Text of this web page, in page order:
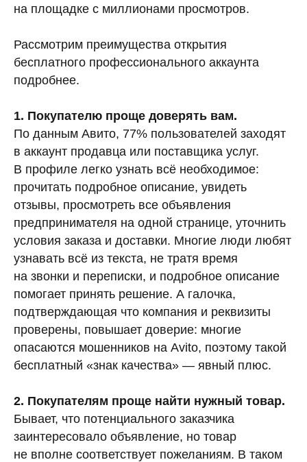
на площадке с миллионами просмотров.
Рассмотрим преимущества открытия
бесплатного профессионального аккаунта
подробнее.
1. Покупателю проще доверять вам.
По данным Авито, 77% пользователей заходят
в аккаунт продавца или поставщика услуг.
В профиле легко узнать всё необходимое:
прочитать подробное описание, увидеть
отзывы, просмотреть все объявления
предпринимателя на одной странице, уточнить
условия заказа и доставки. Многие люди любят
узнавать всё из текста, не тратя время
на звонки и переписки, и подробное описание
помогает принять решение. А галочка,
подтверждающая что компания и реквизиты
проверены, повышает доверие: многие
опасаются мошенников на Avito, поэтому такой
бесплатный «знак качества» — явный плюс.
2. Покупателям проще найти нужный товар.
Бывает, что потенциального заказчика
заинтересовало объявление, но товар
не вполне соответствует пожеланиям. В таком